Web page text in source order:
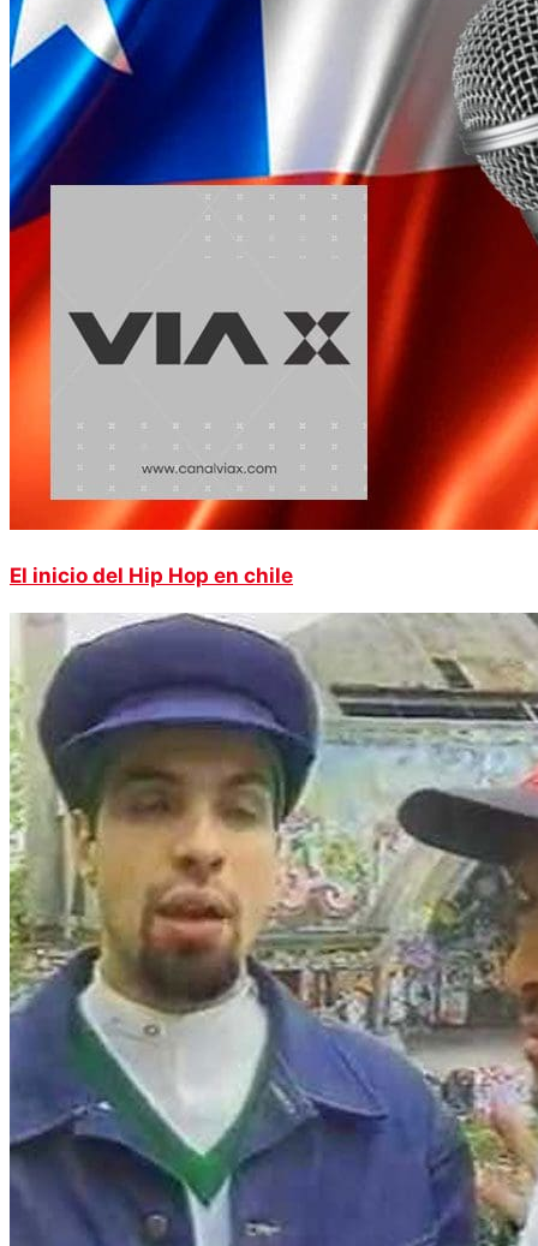
El inicio del Hip Hop en chile